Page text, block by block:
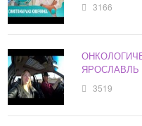
3166
3519